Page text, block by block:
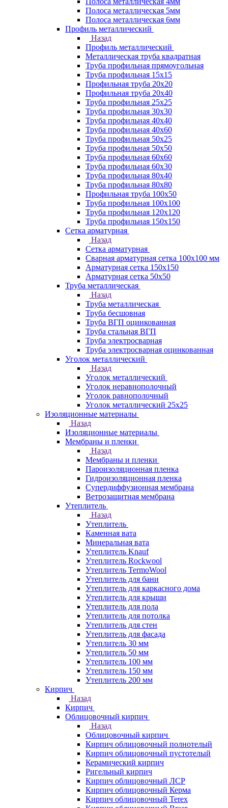
Полоса металлическая 5мм
Полоса металлическая 6мм
Профиль металлический
Назад
Профиль металлический
Металлическая труба квадратная
Труба профильная прямоугольная
Труба профильная 15х15
Профильная труба 20х20
Профильная труба 20х40
Труба профильная 25х25
Труба профильная 30x30
Труба профильная 40х40
Труба профильная 40х60
Труба профильная 50х25
Труба профильная 50х50
Труба профильная 60x60
Труба профильная 60х30
Труба профильная 80х40
Труба профильная 80х80
Профильная труба 100х50
Труба профильная 100х100
Труба профильная 120х120
Труба профильная 150х150
Сетка арматурная
Назад
Сетка арматурная
Сварная арматурная сетка 100х100 мм
Арматурная сетка 150х150
Арматурная сетка 50х50
Труба металлическая
Назад
Труба металлическая
Труба бесшовная
Труба ВГП оцинкованная
Труба стальная ВГП
Труба электросварная
Труба электросварная оцинкованная
Уголок металлический
Назад
Уголок металлический
Уголок неравнополочный
Уголок равнополочный
Уголок металлический 25х25
Изоляционные материалы
Назад
Изоляционные материалы
Мембраны и пленки
Назад
Мембраны и пленки
Пароизоляционная пленка
Гидроизоляционная пленка
Супердиффузионная мембрана
Ветрозащитная мембрана
Утеплитель
Назад
Утеплитель
Каменная вата
Минеральная вата
Утеплитель Knauf
Утеплитель Rockwool
Утеплитель TermoWool
Утеплитель для бани
Утеплитель для каркасного дома
Утеплитель для крыши
Утеплитель для пола
Утеплитель для потолка
Утеплитель для стен
Утеплитель для фасада
Утеплитель 30 мм
Утеплитель 50 мм
Утеплитель 100 мм
Утеплитель 150 мм
Утеплитель 200 мм
Кирпич
Назад
Кирпич
Облицовочный кирпич
Назад
Облицовочный кирпич
Кирпич облицовочный полнотелый
Кирпич облицовочный пустотелый
Керамический кирпич
Ригельный кирпич
Кирпич облицовочный ЛСР
Кирпич облицовочный Керма
Кирпич облицовочный Terex